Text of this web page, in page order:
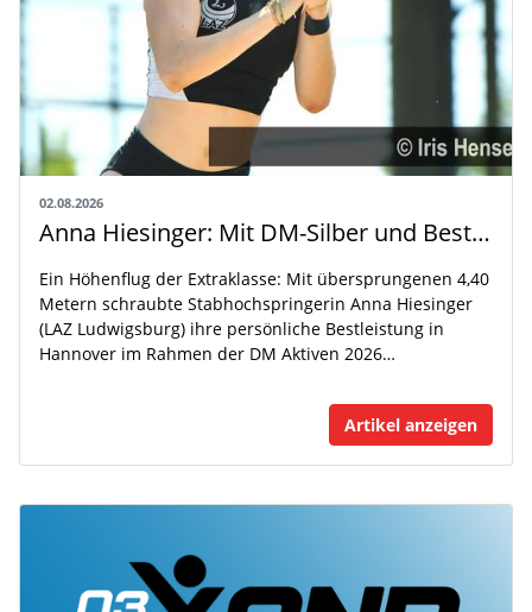
02.08.2026
Anna Hiesinger: Mit DM-Silber und Bestleistung zur U20-WM
Ein Höhenflug der Extraklasse: Mit übersprungenen 4,40
Metern schraubte Stabhochspringerin Anna Hiesinger
(LAZ Ludwigsburg) ihre persönliche Bestleistung in
Hannover im Rahmen der DM Aktiven 2026…
Artikel anzeigen